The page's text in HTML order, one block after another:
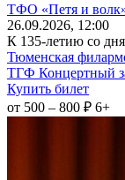
ТФО «Петя и
26.09.2026, 12:00
К 135-летию со
Тюменская
ТГФ Концертный
Купить билет
от 500 – 800 ₽ 6+